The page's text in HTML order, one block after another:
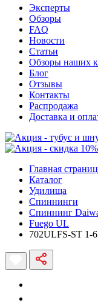
Эксперты
Обзоры
FAQ
Новости
Статьи
Обзоры наших
Блог
Отзывы
Контакты
Распродажа
Доставка и
Главная
Каталог
Удилища
Спиннинги
Спиннинг
Fuego UL
702ULFS-ST 1-